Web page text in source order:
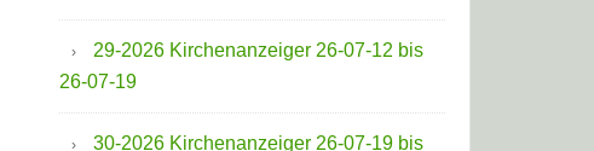
29-2026 Kirchenanzeiger 26-07-12 bis
26-07-19
30-2026 Kirchenanzeiger 26-07-19 bis